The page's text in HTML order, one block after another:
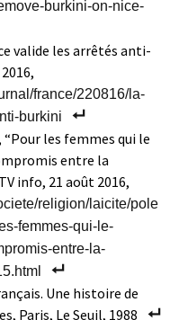
burkini-on-nice-
valide les arrêtés anti-
france/220816/la-
burkini
les femmes qui le
entre la
info, 21 août 2016,
religion/laicite/pole
femmes-qui-le-
entre-la-
Une histoire de
Paris, Le Seuil, 1988